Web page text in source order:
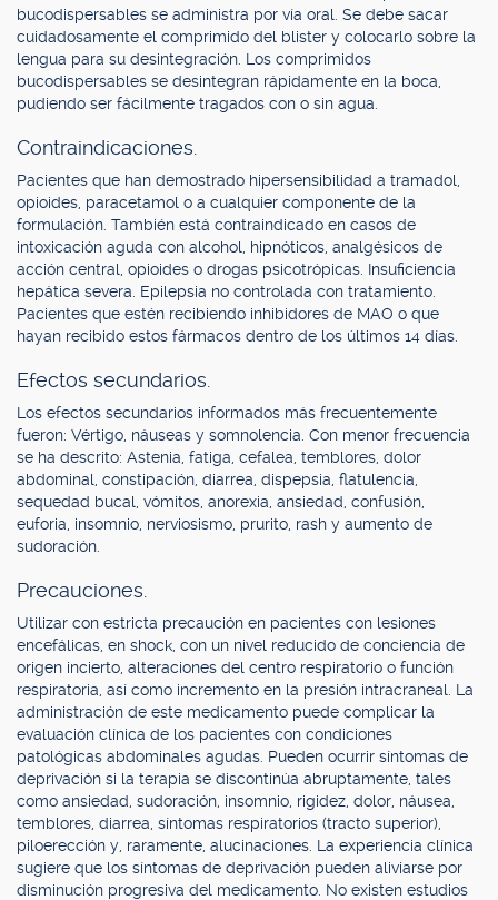
bucodispersables se administra por vía oral. Se debe sacar
cuidadosamente el comprimido del blister y colocarlo sobre la
lengua para su desintegración. Los comprimidos
bucodispersables se desintegran rápidamente en la boca,
pudiendo ser fácilmente tragados con o sin agua.
Contraindicaciones.
Pacientes que han demostrado hipersensibilidad a tramadol,
opioides, paracetamol o a cualquier componente de la
formulación. También está contraindicado en casos de
intoxicación aguda con alcohol, hipnóticos, analgésicos de
acción central, opioides o drogas psicotrópicas. Insuficiencia
hepática severa. Epilepsia no controlada con tratamiento.
Pacientes que estén recibiendo inhibidores de MAO o que
hayan recibido estos fármacos dentro de los últimos 14 días.
Efectos secundarios.
Los efectos secundarios informados más frecuentemente
fueron: Vértigo, náuseas y somnolencia. Con menor frecuencia
se ha descrito: Astenia, fatiga, cefalea, temblores, dolor
abdominal, constipación, diarrea, dispepsia, flatulencia,
sequedad bucal, vómitos, anorexia, ansiedad, confusión,
euforia, insomnio, nerviosismo, prurito, rash y aumento de
sudoración.
Precauciones.
Utilizar con estricta precaución en pacientes con lesiones
encefálicas, en shock, con un nivel reducido de conciencia de
origen incierto, alteraciones del centro respiratorio o función
respiratoria, así como incremento en la presión intracraneal. La
administración de este medicamento puede complicar la
evaluación clínica de los pacientes con condiciones
patológicas abdominales agudas. Pueden ocurrir síntomas de
deprivación si la terapia se discontinúa abruptamente, tales
como ansiedad, sudoración, insomnio, rigidez, dolor, náusea,
temblores, diarrea, síntomas respiratorios (tracto superior),
piloerección y, raramente, alucinaciones. La experiencia clínica
sugiere que los síntomas de deprivación pueden aliviarse por
disminución progresiva del medicamento. No existen estudios